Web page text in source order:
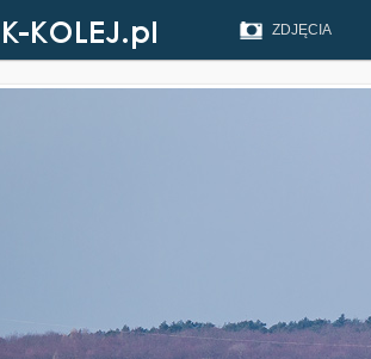
ZDJĘCIA